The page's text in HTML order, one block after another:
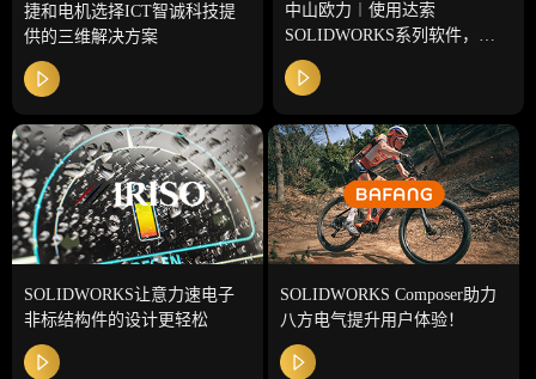
捷和电机选择ICT智诚科技提
供的三维解决方案
中山欧力︱使用达索
SOLIDWORKS系列软件，加
快研发生产步伐
SOLIDWORKS让意力速电子
非标结构件的设计更轻松
SOLIDWORKS Composer助力
八方电气提升用户体验！